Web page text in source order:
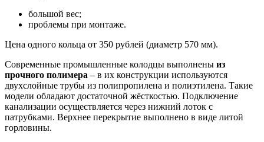
большой вес;
проблемы при монтаже.
Цена одного кольца от 350 рублей (диаметр 570 мм).
Современные промышленные колодцы выполнены из
прочного полимера – в их конструкции используются
двухслойные трубы из полипропилена и полиэтилена. Такие
модели обладают достаточной жёсткостью. Подключение
канализации осуществляется через нижний лоток с
патрубками. Верхнее перекрытие выполнено в виде литой
горловины.